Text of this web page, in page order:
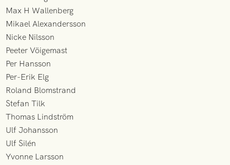
Max H Wallenberg
Mikael Alexandersson
Nicke Nilsson
Peeter Vöigemast
Per Hansson
Per-Erik Elg
Roland Blomstrand
Stefan Tilk
Thomas Lindström
Ulf Johansson
Ulf Silén
Yvonne Larsson